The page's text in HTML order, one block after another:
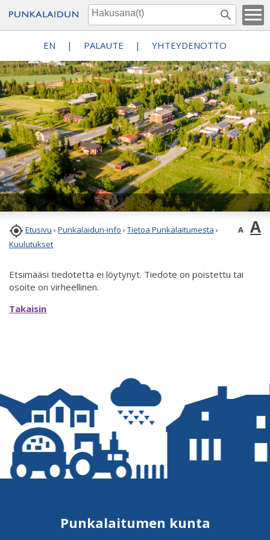
EN | PALAUTE | YHTEYDENOTTO
 Etusivu › Punkalaidun-info › Tietoa Punkalaitumesta ›
Kuulutukset
A A
Etsimääsi tiedotetta ei löytynyt. Tiedote on poistettu tai
osoite on virheellinen.
Takaisin
Punkalaitumen kunta